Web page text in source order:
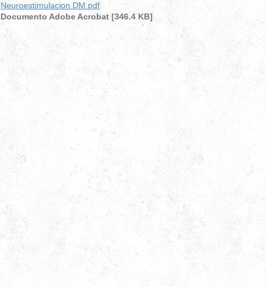
Neuroestimulacion DM.pdf
Documento Adobe Acrobat [346.4 KB]